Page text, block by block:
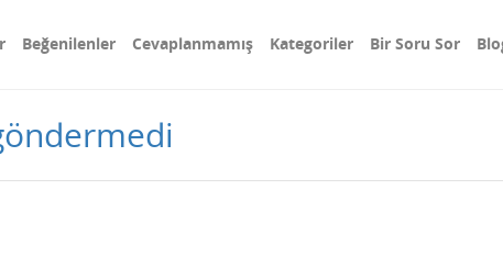
Beğenilenler Cevaplanmamış Kategoriler Bir Soru Sor